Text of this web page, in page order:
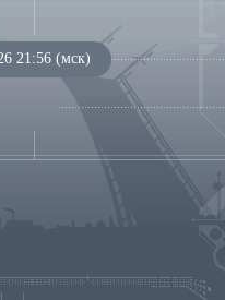
21:56 (мск)